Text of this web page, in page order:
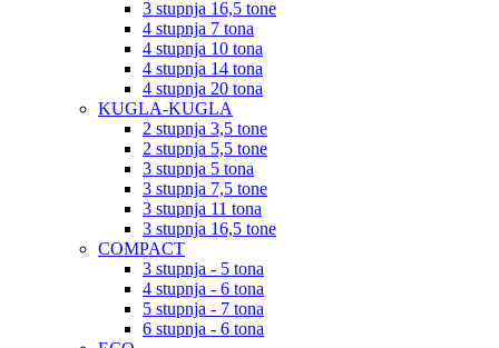
3 stupnja 16,5 tone
4 stupnja 7 tona
4 stupnja 10 tona
4 stupnja 14 tona
4 stupnja 20 tona
KUGLA-KUGLA
2 stupnja 3,5 tone
2 stupnja 5,5 tone
3 stupnja 5 tona
3 stupnja 7,5 tone
3 stupnja 11 tona
3 stupnja 16,5 tone
COMPACT
3 stupnja - 5 tona
4 stupnja - 6 tona
5 stupnja - 7 tona
6 stupnja - 6 tona